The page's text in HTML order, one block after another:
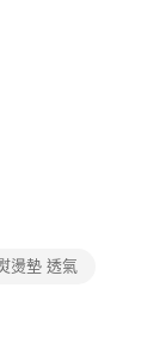
燙墊 透氣